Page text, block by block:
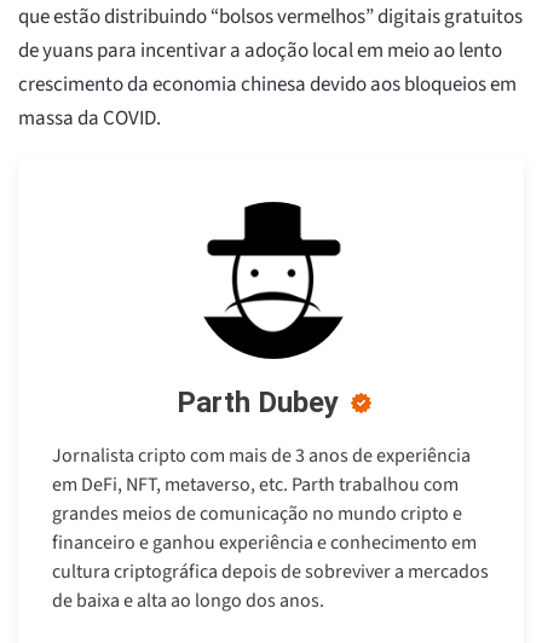
que estão distribuindo “bolsos vermelhos” digitais gratuitos
de yuans para incentivar a adoção local em meio ao lento
crescimento da economia chinesa devido aos bloqueios em
massa da COVID.
Parth Dubey
Jornalista cripto com mais de 3 anos de experiência
em DeFi, NFT, metaverso, etc. Parth trabalhou com
grandes meios de comunicação no mundo cripto e
financeiro e ganhou experiência e conhecimento em
cultura criptográfica depois de sobreviver a mercados
de baixa e alta ao longo dos anos.